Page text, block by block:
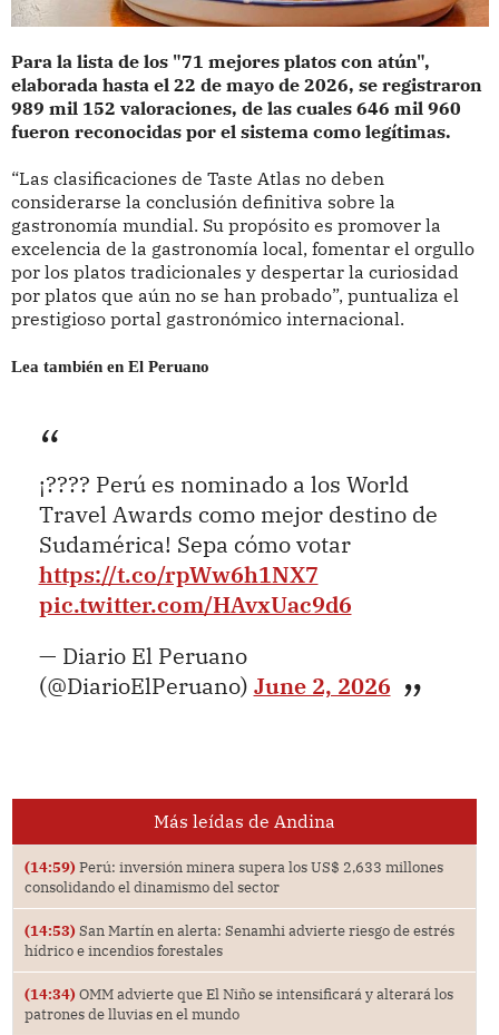
Para la lista de los "71 mejores platos con atún",
elaborada hasta el 22 de mayo de 2026, se registraron
989 mil 152 valoraciones, de las cuales 646 mil 960
fueron reconocidas por el sistema como legítimas.
“Las clasificaciones de Taste Atlas no deben
considerarse la conclusión definitiva sobre la
gastronomía mundial. Su propósito es promover la
excelencia de la gastronomía local, fomentar el orgullo
por los platos tradicionales y despertar la curiosidad
por platos que aún no se han probado”, puntualiza el
prestigioso portal gastronómico internacional.
Lea también en El Peruano
¡???? Perú es nominado a los World
Travel Awards como mejor destino de
Sudamérica! Sepa cómo votar
https://t.co/rpWw6h1NX7
pic.twitter.com/HAvxUac9d6
— Diario El Peruano
(@DiarioElPeruano) June 2, 2026
Más leídas de Andina
(14:59) Perú: inversión minera supera los US$ 2,633 millones
consolidando el dinamismo del sector
(14:53) San Martín en alerta: Senamhi advierte riesgo de estrés
hídrico e incendios forestales
(14:34) OMM advierte que El Niño se intensificará y alterará los
patrones de lluvias en el mundo